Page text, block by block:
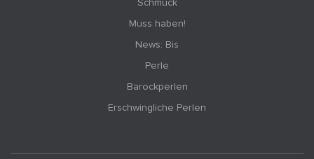
Schmuck
Muss haben!
News: Bis
Perle
Barockperlen
Erschwingliche Perlen